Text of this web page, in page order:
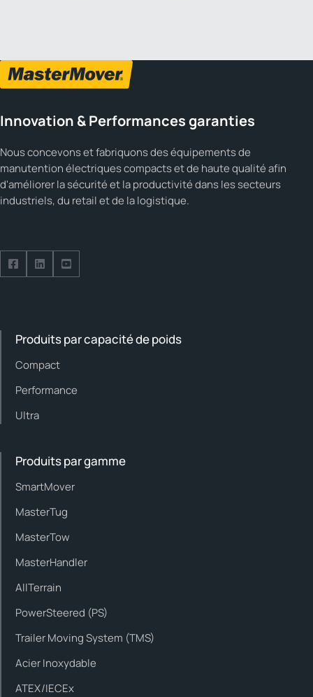
Innovation & Performances garanties
Nous concevons et fabriquons des équipements de
manutention électriques compacts et de haute qualité afin
d'améliorer la sécurité et la productivité dans les secteurs
industriels, du retail et de la logistique.
Suivez-nous sur Facebook
Suivez-nous sur LinkedIn
Suivez-nous sur YouTube
Produits par capacité de poids
Compact
Performance
Ultra
Produits par gamme
SmartMover
MasterTug
MasterTow
MasterHandler
AllTerrain
PowerSteered (PS)
Trailer Moving System (TMS)
Acier Inoxydable
ATEX/IECEx